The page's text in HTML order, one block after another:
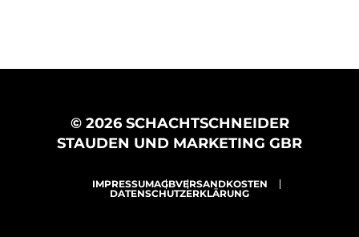
© 2026 SCHACHTSCHNEIDER
STAUDEN UND MARKETING GBR
IMPRESSUMAGBVERSANDKOSTEN
DATENSCHUTZERKLÄRUNG